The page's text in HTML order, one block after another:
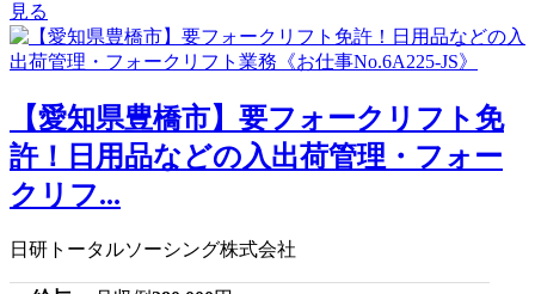
見る
【愛知県豊橋市】要フォークリフト免
許！日用品などの入出荷管理・フォー
クリフ...
日研トータルソーシング株式会社